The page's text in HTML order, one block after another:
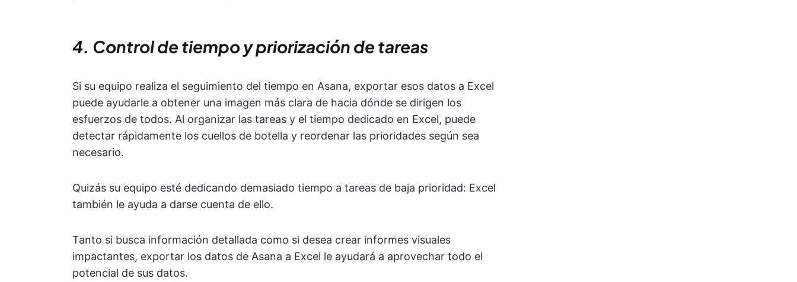
4. Control de tiempo y priorización de tareas
Si su equipo realiza el seguimiento del tiempo en Asana, exportar esos datos a Excel
puede ayudarle a obtener una imagen más clara de hacia dónde se dirigen los
esfuerzos de todos. Al organizar las tareas y el tiempo dedicado en Excel, puede
detectar rápidamente los cuellos de botella y reordenar las prioridades según sea
necesario.
Quizás su equipo esté dedicando demasiado tiempo a tareas de baja prioridad: Excel
también le ayuda a darse cuenta de ello.
Tanto si busca información detallada como si desea crear informes visuales
impactantes, exportar los datos de Asana a Excel le ayudará a aprovechar todo el
potencial de sus datos.